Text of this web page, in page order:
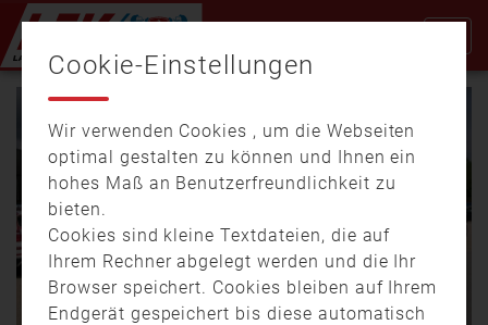
Video
Cookie-Einstellungen
Wir verwenden Cookies , um die Webseiten
optimal gestalten zu können und Ihnen ein
hohes Maß an Benutzerfreundlichkeit zu
bieten.
Cookies sind kleine Textdateien, die auf
Ihrem Rechner abgelegt werden und die Ihr
Browser speichert. Cookies bleiben auf Ihrem
Endgerät gespeichert bis diese automatisch